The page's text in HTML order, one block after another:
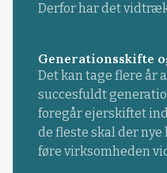
Derfor har det
Generationsskifte
Det kan tage flere år
succesfuldt
foregår ejerskiftet
de fleste skal der
føre virksomheden